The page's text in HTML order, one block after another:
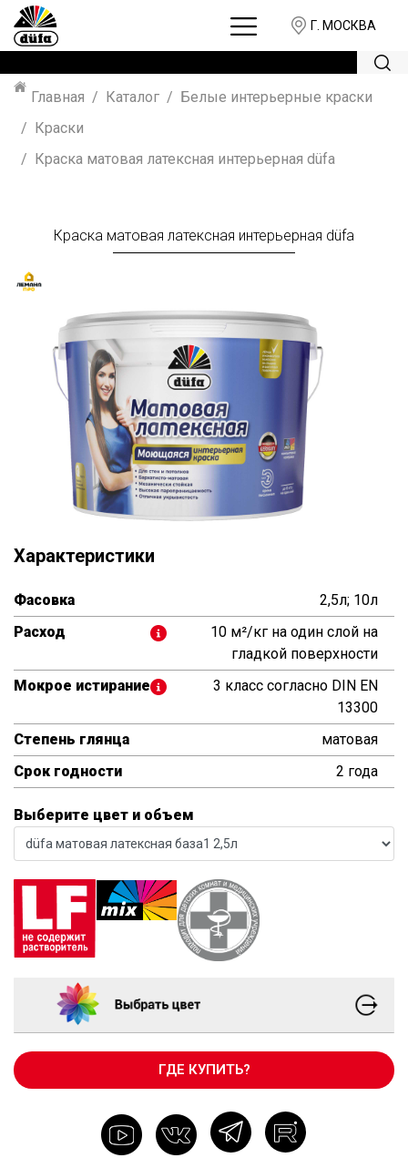
Г. МОСКВА
Главная Каталог
Белые интерьерные краски
Краски
Краска матовая латексная интерьерная düfa
Краска матовая латексная интерьерная düfa
Характеристики
Фасовка
2,5л; 10л
Расход
10 м²/кг на один слой на
гладкой поверхности
Мокрое истирание
3 класс согласно DIN EN
13300
Степень глянца
матовая
Срок годности
2 года
Выберите цвет и объем
ГДЕ КУПИТЬ?